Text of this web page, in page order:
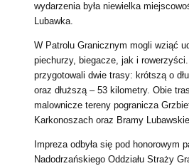
wydarzenia była niewielka
Lubawka.
W Patrolu Granicznym mogli wziąć
piechurzy, biegacze, jak i
przygotowali dwie trasy: krótszą o
oraz dłuższą – 53 kilometry. Obie
malownicze tereny pogranicza
Karkonoszach oraz Bramy
Impreza odbyła się pod honorowym
Nadodrzańskiego Oddziału Straży